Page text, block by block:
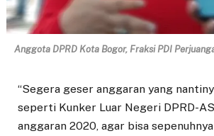
Anggota DPRD Kota Bogor, Fraksi PDI
“Segera geser anggaran yang
seperti Kunker Luar Negeri DPRD-
anggaran 2020, agar bisa